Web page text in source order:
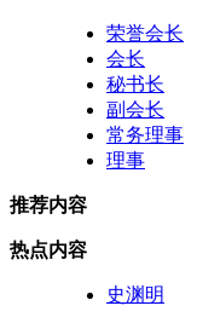
荣誉会长
会长
秘书长
副会长
常务理事
理事
推荐内容
热点内容
史渊明